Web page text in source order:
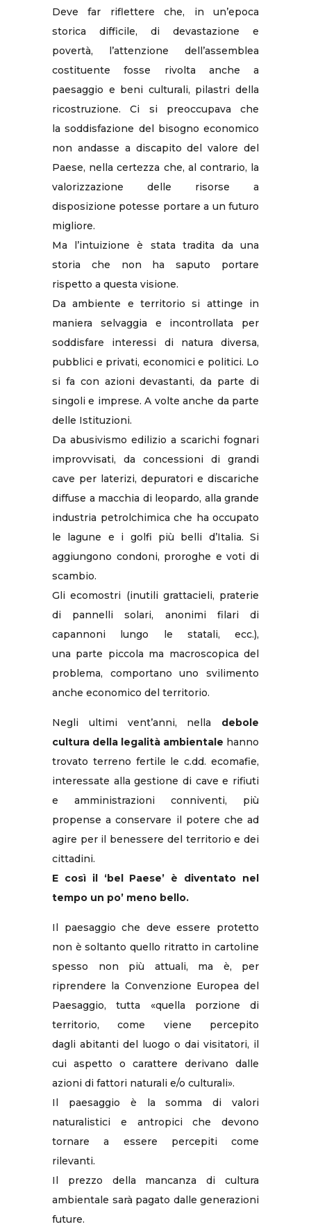
Deve far riflettere che, in un’epoca
storica difficile, di devastazione e
povertà, l’attenzione dell’assemblea
costituente fosse rivolta anche a
paesaggio e beni culturali, pilastri della
ricostruzione. Ci si preoccupava che
la soddisfazione del bisogno economico
non andasse a discapito del valore del
Paese, nella certezza che, al contrario, la
valorizzazione delle risorse a
disposizione potesse portare a un futuro
migliore.
Ma l’intuizione è stata tradita da una
storia che non ha saputo portare
rispetto a questa visione.
Da ambiente e territorio si attinge in
maniera selvaggia e incontrollata per
soddisfare interessi di natura diversa,
pubblici e privati, economici e politici. Lo
si fa con azioni devastanti, da parte di
singoli e imprese. A volte anche da parte
delle Istituzioni.
Da abusivismo edilizio a scarichi fognari
improvvisati, da concessioni di grandi
cave per laterizi, depuratori e discariche
diffuse a macchia di leopardo, alla grande
industria petrolchimica che ha occupato
le lagune e i golfi più belli d’Italia. Si
aggiungono condoni, proroghe e voti di
scambio.
Gli ecomostri (inutili grattacieli, praterie
di pannelli solari, anonimi filari di
capannoni lungo le statali, ecc.),
una parte piccola ma macroscopica del
problema, comportano uno svilimento
anche economico del territorio.
Negli ultimi vent’anni, nella debole
cultura della legalità ambientale hanno
trovato terreno fertile le c.dd. ecomafie,
interessate alla gestione di cave e rifiuti
e amministrazioni conniventi, più
propense a conservare il potere che ad
agire per il benessere del territorio e dei
cittadini.
E così il ‘bel Paese’ è diventato nel
tempo un po’ meno bello.
Il paesaggio che deve essere protetto
non è soltanto quello ritratto in cartoline
spesso non più attuali, ma è, per
riprendere la Convenzione Europea del
Paesaggio, tutta «quella porzione di
territorio, come viene percepito
dagli abitanti del luogo o dai visitatori, il
cui aspetto o carattere derivano dalle
azioni di fattori naturali e/o culturali».
Il paesaggio è la somma di valori
naturalistici e antropici che devono
tornare a essere percepiti come
rilevanti.
Il prezzo della mancanza di cultura
ambientale sarà pagato dalle generazioni
future.